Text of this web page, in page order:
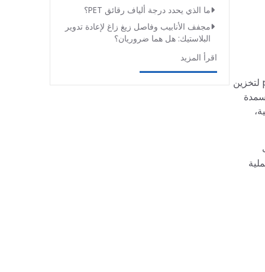
براميل HDPE الزرقاء (براميل بولي إيثيلين عالي الكثافة الزرقاء) تُستخدم على نطاق واسع في عدد من الصناعات، principalmente لتخزين
ما الذي يحدد درجة ألياف رقائق PET؟
مجفف الأنابيب وفاصل زيغ زاغ لإعادة تدوير
البلاستيك: هل هما ضروريان؟
اقرأ المزيد